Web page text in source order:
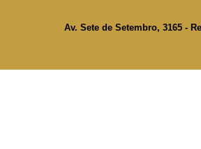
Av. Sete de Setembro, 3165 -